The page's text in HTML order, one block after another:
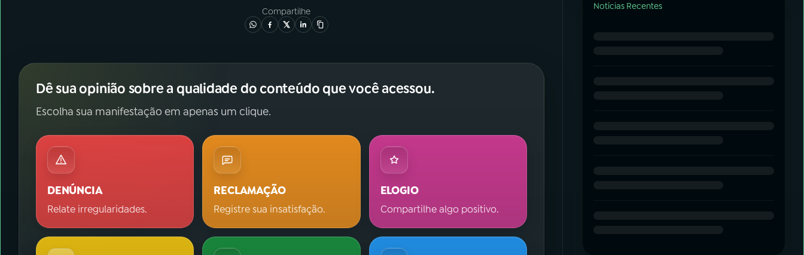
TikTok
Compartilhe
Dê sua opinião sobre a qualidade do conteúdo que você acessou.
Escolha sua manifestação em apenas um clique.
DENÚNCIA
Relate irregularidades.
RECLAMAÇÃO
Registre sua insatisfação.
ELOGIO
Compartilhe algo positivo.
Notícias Recentes